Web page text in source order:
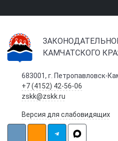
КАМЧАТСКОГО
683001, г. Петропавловск-
+7 (4152) 42-56-06
zskk@zskk.ru
Версия для слабовидящих